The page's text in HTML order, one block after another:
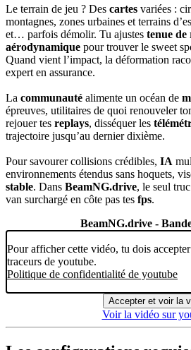
Le terrain de jeu ? Des cartes variées :
montagnes, zones urbaines et terrains
et… parfois démolir. Tu ajustes tenue de
aérodynamique pour trouver le sweet
Quand vient l’impact, la déformation
expert en assurance.
La communauté alimente un océan de
épreuves, utilitaires de quoi renouveler
rejouer tes replays, disséquer les
trajectoire jusqu’au dernier dixième.
Pour savourer collisions crédibles, IA
environnements étendus sans hoquets,
stable. Dans BeamNG.drive, le seul
van surchargé en côte pas tes fps.
BeamNG.drive -
Pour afficher cette vidéo, tu dois
traceurs de youtube.
Politique de confidentialité de youtube
Accepter et voir la
Voir la vidéo sur